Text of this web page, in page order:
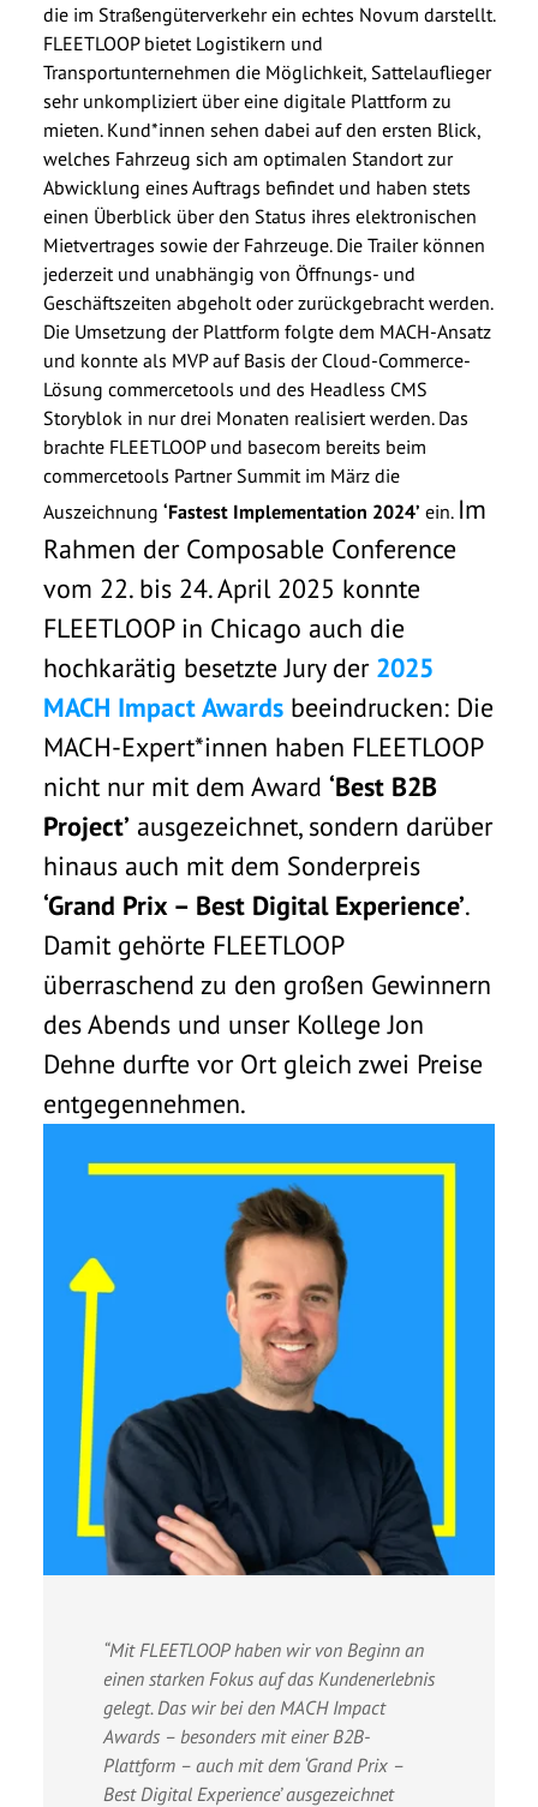
die im Straßengüterverkehr ein echtes Novum darstellt.
FLEETLOOP bietet Logistikern und
Transportunternehmen die Möglichkeit, Sattelauflieger
sehr unkompliziert über eine digitale Plattform zu
mieten. Kund*innen sehen dabei auf den ersten Blick,
welches Fahrzeug sich am optimalen Standort zur
Abwicklung eines Auftrags befindet und haben stets
einen Überblick über den Status ihres elektronischen
Mietvertrages sowie der Fahrzeuge. Die Trailer können
jederzeit und unabhängig von Öffnungs- und
Geschäftszeiten abgeholt oder zurückgebracht werden.
Die Umsetzung der Plattform folgte dem MACH-Ansatz
und konnte als MVP auf Basis der Cloud-Commerce-
Lösung commercetools und des Headless CMS
Storyblok in nur drei Monaten realisiert werden. Das
brachte FLEETLOOP und basecom bereits beim
commercetools Partner Summit im März die
Auszeichnung ‘Fastest Implementation 2024’ ein. Im
Rahmen der Composable Conference
vom 22. bis 24. April 2025 konnte
FLEETLOOP in Chicago auch die
hochkarätig besetzte Jury der 2025
MACH Impact Awards beeindrucken: Die
MACH-Expert*innen haben FLEETLOOP
nicht nur mit dem Award ‘Best B2B
Project’ ausgezeichnet, sondern darüber
hinaus auch mit dem Sonderpreis
‘Grand Prix – Best Digital Experience’.
Damit gehörte FLEETLOOP
überraschend zu den großen Gewinnern
des Abends und unser Kollege Jon
Dehne durfte vor Ort gleich zwei Preise
entgegennehmen.
“Mit FLEETLOOP haben wir von Beginn an
einen starken Fokus auf das Kundenerlebnis
gelegt. Das wir bei den MACH Impact
Awards – besonders mit einer B2B-
Plattform – auch mit dem ‘Grand Prix –
Best Digital Experience’ ausgezeichnet